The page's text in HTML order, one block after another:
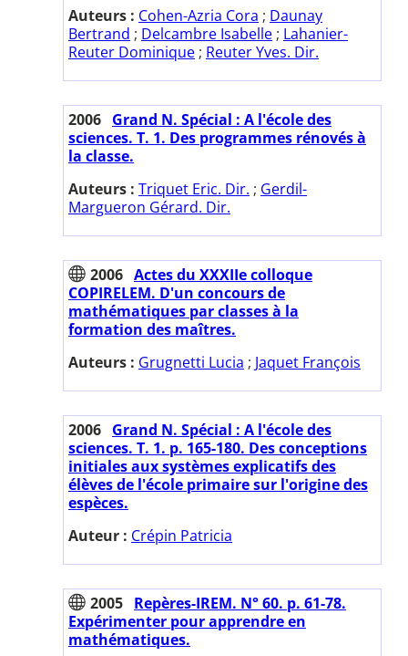
Auteurs : Cohen-Azria Cora ; Daunay
Bertrand ; Delcambre Isabelle ; Lahanier-
Reuter Dominique ; Reuter Yves. Dir.
2006 Grand N. Spécial : A l'école des
sciences. T. 1. Des programmes rénovés à
la classe.
Auteurs : Triquet Eric. Dir. ; Gerdil-
Margueron Gérard. Dir.
2006 Actes du XXXIIe colloque
COPIRELEM. D'un concours de
mathématiques par classes à la
formation des maîtres.
Auteurs : Grugnetti Lucia ; Jaquet François
2006 Grand N. Spécial : A l'école des
sciences. T. 1. p. 165-180. Des conceptions
initiales aux systèmes explicatifs des
élèves de l'école primaire sur l'origine des
espèces.
Auteur : Crépin Patricia
2005 Repères-IREM. N° 60. p. 61-78.
Expérimenter pour apprendre en
mathématiques.